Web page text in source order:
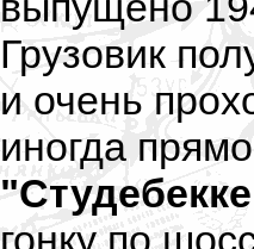
Грузовик
и очень
иногда
гонку по